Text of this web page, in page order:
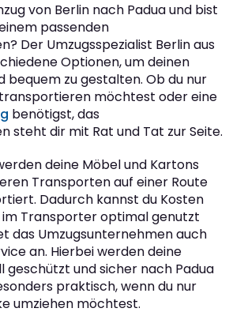
von Berlin nach Padua und bist
passenden
Der Umzugsspezialist Berlin aus
Optionen, um deinen
bequem zu gestalten. Ob du nur
möchtest oder eine
benötigst, das
steht dir mit Rat und Tat zur Seite.
deine Möbel und Kartons
Transporten auf einer Route
Dadurch kannst du Kosten
im Transporter optimal genutzt
das Umzugsunternehmen auch
an. Hierbei werden deine
geschützt und sicher nach Padua
praktisch, wenn du nur
umziehen möchtest.